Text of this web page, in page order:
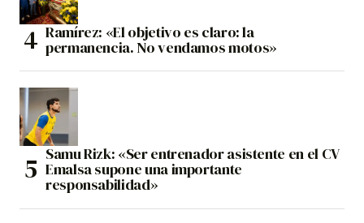
Ramírez: «El objetivo es claro: la
permanencia. No vendamos motos»
Samu Rizk: «Ser entrenador asistente en el CV
Emalsa supone una importante
responsabilidad»